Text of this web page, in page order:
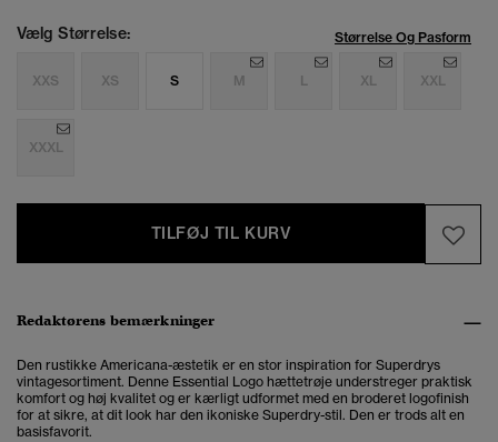
Vælg Størrelse: Størrelse Og Pasform
XXS XS S M L XL XXL
XXXL
TILFØJ TIL KURV
Redaktørens bemærkninger
Den rustikke Americana-æstetik er en stor inspiration for Superdrys
vintagesortiment. Denne Essential Logo hættetrøje understreger praktisk
komfort og høj kvalitet og er kærligt udformet med en broderet logofinish
for at sikre, at dit look har den ikoniske Superdry-stil. Den er trods alt en
basisfavorit.